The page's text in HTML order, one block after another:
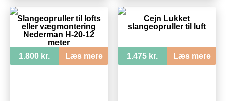
Slangeopruller til lofts
eller vægmontering
Nederman H-20-12
meter
1.800 kr.
Læs mere
Cejn Lukket
slangeopruller til luft
1.475 kr. Læs mere